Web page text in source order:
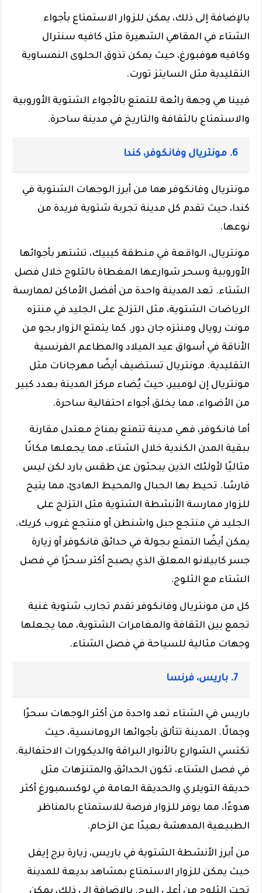
بالإضافة إلى ذلك، يمكن للزوار الاستمتاع بأجواء
الشتاء في المقاهي الشهيرة مثل كافيه سنترال
وكافيه هوفبورغ، حيث يمكن تذوق الحلوى النمساوية
التقليدية مثل السايتز تورت.
فيينا هي وجهة رائعة للتمتع بالأجواء الشتوية الأوروبية
والاستمتاع بالثقافة والتاريخ في مدينة ساحرة.
6. مونتريال وفانكوفر، كندا
مونتريال وفانكوفر هما من أبرز الوجهات الشتوية في
كندا، حيث تقدم كل مدينة تجربة شتوية فريدة من
نوعها.
مونتريال، الواقعة في منطقة كيبيك، تشتهر بأجوائها
الأوروبية وسحر شوارعها المغطاة بالثلوج خلال فصل
الشتاء. تعد المدينة واحدة من أفضل الأماكن لممارسة
الرياضات الشتوية، مثل التزلج على الجليد في منتزه
مونت رويال ومنتزه جان دور. كما يتمتع الزوار بجو من
الأناقة في أسواق عيد الميلاد والمطاعم الفرنسية
التقليدية. مونتريال تستضيف أيضًا مهرجانات مثل
مونتريال إن لوميير، حيث يُضاء مركز المدينة بعدد كبير
من الأضواء، مما يخلق أجواء احتفالية ساحرة.
أما فانكوفر، فهي مدينة تتمتع بمناخ معتدل مقارنة
ببقية المدن الكندية خلال الشتاء، مما يجعلها مكانًا
مثاليًا لأولئك الذين يبحثون عن طقس بارد لكن ليس
قارسًا. تحيط بها الجبال والمحيط الهادئ، مما يتيح
للزوار ممارسة الأنشطة الشتوية مثل التزلج على
الجليد في منتجع جبل واشنطن أو منتجع غروب كريك.
يمكن أيضًا التمتع بجولة في حدائق فانكوفر أو زيارة
جسر كابيلانو المعلق الذي يصبح أكثر سحرًا في فصل
الشتاء مع الثلوج.
كل من مونتريال وفانكوفر تقدم تجارب شتوية غنية
تجمع بين الثقافة والمغامرات الشتوية، مما يجعلها
وجهات مثالية للسياحة في فصل الشتاء.
7. باريس، فرنسا
باريس في الشتاء تعد واحدة من أكثر الوجهات سحرًا
وجمالًا. المدينة تتألق بأجوائها الرومانسية، حيث
تكتسي الشوارع بالأنوار البراقة والديكورات الاحتفالية.
في فصل الشتاء، تكون الحدائق والمتنزهات مثل
حديقة التويلري والحديقة العامة في لوكسمبورغ أكثر
هدوءًا، مما يوفر للزوار فرصة للاستمتاع بالمناظر
الطبيعية المدهشة بعيدًا عن الزحام.
من أبرز الأنشطة الشتوية في باريس، زيارة برج إيفل
حيث يمكن للزوار الاستمتاع بمشاهد بديعة للمدينة